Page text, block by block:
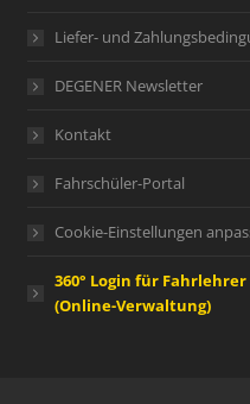
Liefer- und
DEGENER Newsletter
Kontakt
Fahrschüler-Portal
Cookie-Einstellungen
360° Login für Fahrlehrer
(Online-Verwaltung)